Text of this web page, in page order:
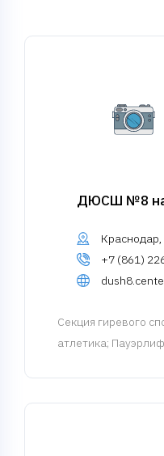
ДЮСШ №8 на
+7 (861)
Cекция гиревого
атлетика;